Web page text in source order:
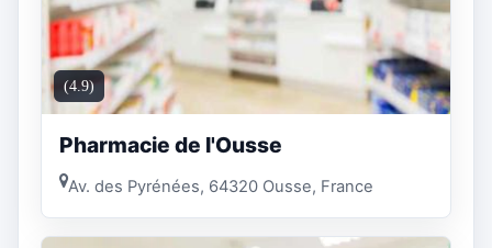
(4.9)
Pharmacie de l'Ousse
Av. des Pyrénées, 64320 Ousse, France